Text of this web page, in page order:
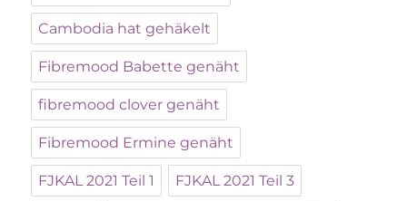
Cambodia hat gehäkelt
Fibremood Babette genäht
fibremood clover genäht
Fibremood Ermine genäht
FJKAL 2021 Teil 1 FJKAL 2021 Teil 3